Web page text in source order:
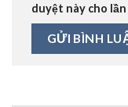
duyệt này cho